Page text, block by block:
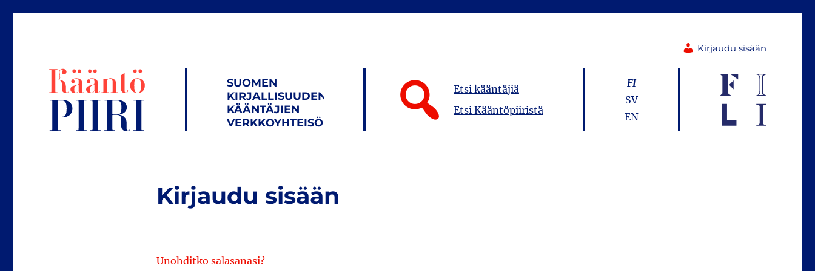
Kirjaudu sisään
SUOMEN
KIRJALLISUUDEN
KÄÄNTÄJIEN
VERKKOYHTEISÖ
Etsi kääntäjiä
Etsi Kääntöpiiristä
FI
SV
EN
Kirjaudu sisään
Unohditko salasanasi?